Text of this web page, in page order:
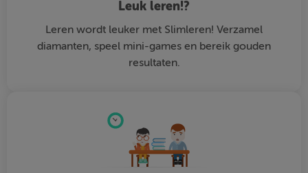
Leuk leren!?
Leren wordt leuker met Slimleren! Verzamel
diamanten, speel mini-games en bereik gouden
resultaten.